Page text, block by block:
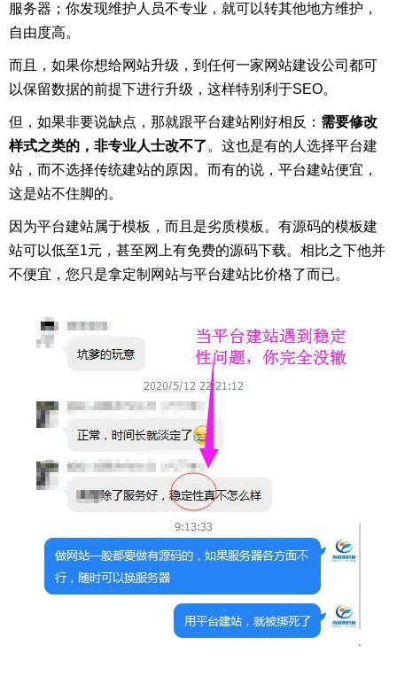
服务器；你发现维护人员不专业，就可以转其他地方维护，
自由度高。
而且，如果你想给网站升级，到任何一家网站建设公司都可
以保留数据的前提下进行升级，这样特别利于SEO。
但，如果非要说缺点，那就跟平台建站刚好相反： 需要修改
样式之类的，非专业人士改不了。这也是有的人选择平台建
站，而不选择传统建站的原因。而有的说，平台建站便宜，
这是站不住脚的。
因为平台建站属于模板，而且是劣质模板。有源码的模板建
站可以低至1元，甚至网上有免费的源码下载。相比之下他并
不便宜，您只是拿定制网站与平台建站比价格了而已。